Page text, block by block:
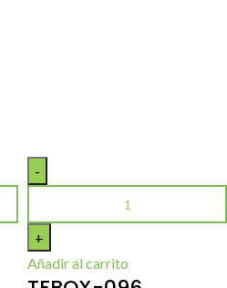
Añadir al carrito